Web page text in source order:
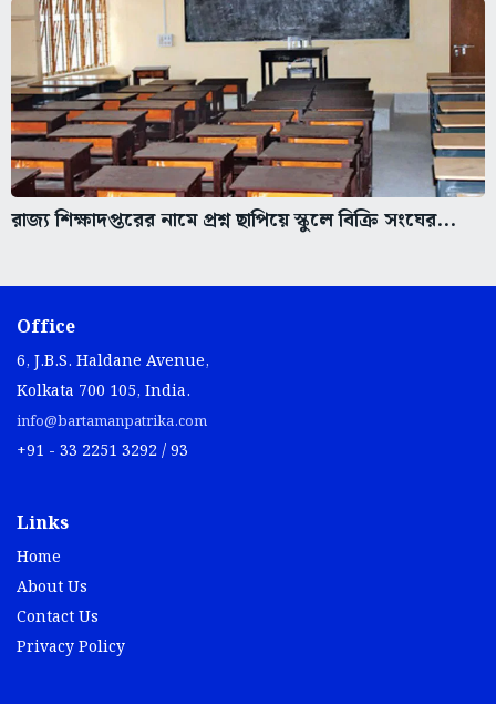
রাজ্য শিক্ষাদপ্তরের নামে প্রশ্ন ছাপিয়ে স্কুলে বিক্রি সংঘের...
Office
6, J.B.S. Haldane Avenue,
Kolkata 700 105, India.
info@bartamanpatrika.com
+91 - 33 2251 3292 / 93
Links
Home
About Us
Contact Us
Privacy Policy